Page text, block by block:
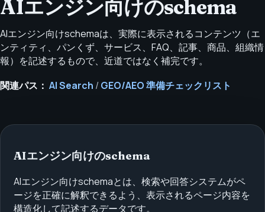
AIエンジン向けのschema
AIエンジン向けschemaは、実際に表示されるコンテンツ（エ
ンティティ、パンくず、サービス、FAQ、記事、商品、組織情
報）を記述するもので、近道ではなく補完です。
関連パス： AI Search / GEO/AEO 準備チェックリスト
AIエンジン向けのschema
AIエンジン向けschemaとは、検索や回答システムがペ
ージを正確に解釈できるよう、表示されるページ内容を
構造化して記述するデータです。